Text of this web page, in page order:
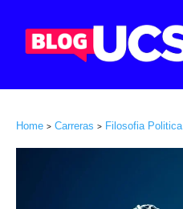
Home > Carreras > Filosofia Politica